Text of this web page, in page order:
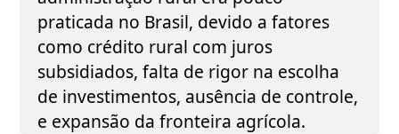
praticada no Brasil, devido a fatores
como crédito rural com juros
subsidiados, falta de rigor na escolha
de investimentos, ausência de controle,
e expansão da fronteira agrícola.